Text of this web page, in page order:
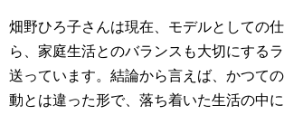
畑野ひろ子さんは現在、モデルとしての
ら、家庭生活とのバランスも大切にする
送っています。結論から言えば、かつて
動とは違った形で、落ち着いた生活の中